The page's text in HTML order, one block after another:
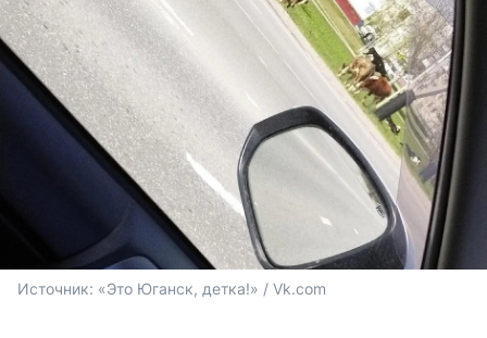
Источник: «Это Юганск, детка!» / Vk.com